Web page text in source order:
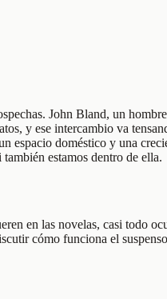
John Bland, un
y ese intercambio va
espacio doméstico y una
estamos dentro de ella.
en las novelas, casi todo
cómo funciona el